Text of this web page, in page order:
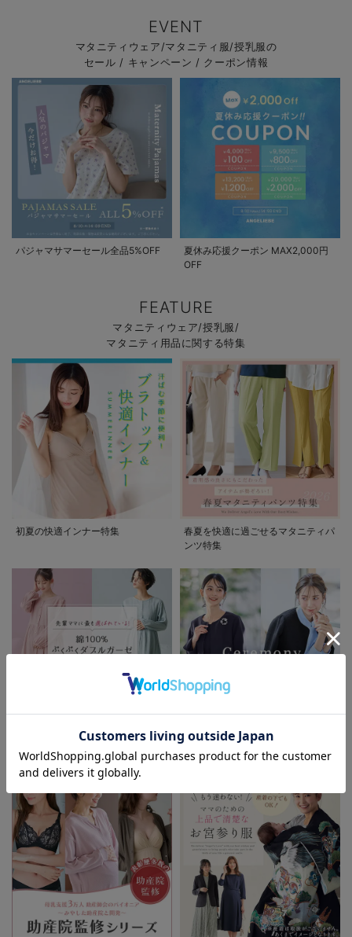
EVENT
マタニティウェア/マタニティ服/授乳服の
セール / キャンペーン / クーポン情報
パジャマサマーセール全品5%OFF
夏休み応援クーポン MAX2,000円
OFF
FEATURE
マタニティウェア/授乳服/
マタニティ用品に関する特集
初夏の快適インナー特集
春夏を快適に過ごせるマタニティパ
ンツ特集
先輩ママに最も選ばれている!ぷく
ぷくダブルガーゼパジャマシリーズ
着回しが効く最新ハレの日スタイル
セレモニー6シーン
お気に入り商品を確認する